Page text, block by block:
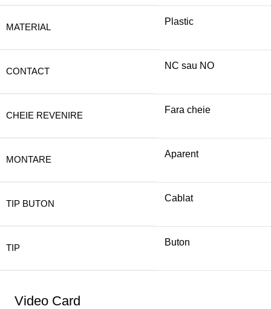
MATERIAL
Plastic
CONTACT
NC sau NO
CHEIE REVENIRE
Fara cheie
MONTARE
Aparent
TIP BUTON
Cablat
TIP
Buton
Video Card